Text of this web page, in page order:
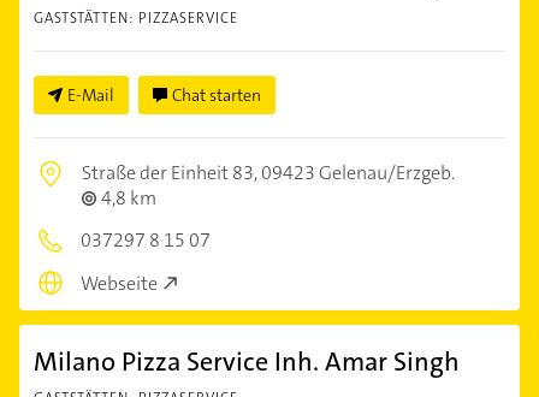
GASTSTÄTTEN: PIZZASERVICE
E-Mail Chat starten
Straße der Einheit 83,09423 Gelenau/Erzgeb.
4,8 km
037297 8 15 07
Webseite
Milano Pizza Service Inh. Amar Singh